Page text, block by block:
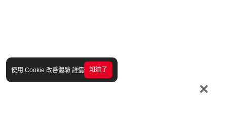
使用 Cookie 改善體驗 詳情 知道了
×